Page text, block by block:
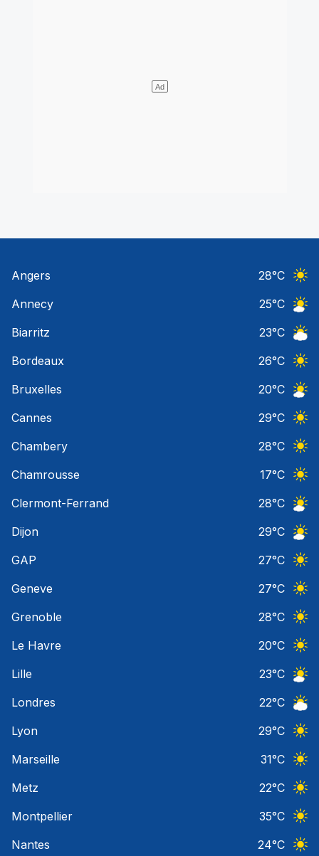
Angers 28°C
Annecy
25°C
Biarritz
23°C
Bordeaux
26°C
Bruxelles
20°C
Cannes
29°C
Chambery
28°C
Chamrousse
17°C
Clermont-Ferrand
28°C
Dijon
29°C
GAP
27°C
Geneve
27°C
Grenoble
28°C
Le Havre
20°C
Lille
23°C
Londres
22°C
Lyon
29°C
Marseille
31°C
Metz
22°C
Montpellier
35°C
Nantes
24°C